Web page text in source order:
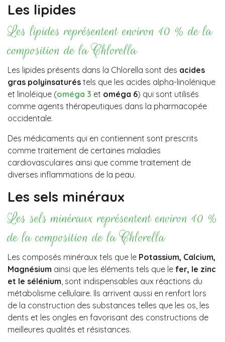
Les lipides
Les lipides représentent environ 10 % de la
composition de la Chlorella
Les lipides présents dans la Chlorella sont des acides
gras polyinsaturés tels que les acides alpha-linolénique
et linoléïque (oméga 3 et oméga 6) qui sont utilisés
comme agents thérapeutiques dans la pharmacopée
occidentale.
Des médicaments qui en contiennent sont prescrits
comme traitement de certaines maladies
cardiovasculaires ainsi que comme traitement de
diverses inflammations de la peau.
Les sels minéraux
Les sels minéraux représentent environ 10 %
de la composition de la Chlorella
Les composés minéraux tels que le Potassium, Calcium,
Magnésium ainsi que les éléments tels que le fer, le zinc
et le sélénium , sont indispensables aux réactions du
métabolisme cellulaire. Ils arrivent aussi en renfort lors
de la construction des substances telles que les os, les
dents et les ongles en favorisant des constructions de
meilleures qualités et résistances.